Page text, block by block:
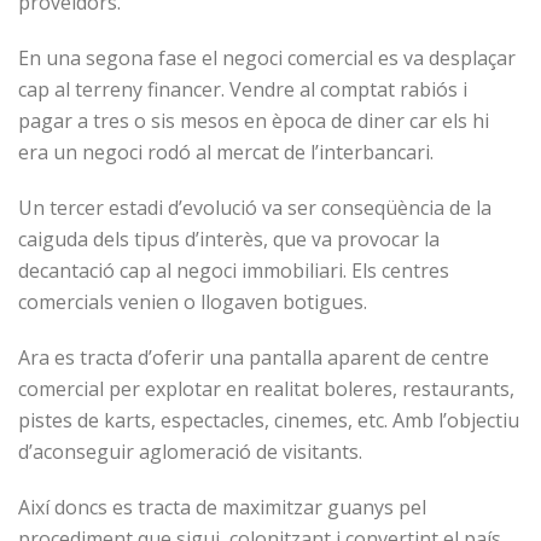
En una segona fase el negoci comercial es va desplaçar
cap al terreny financer. Vendre al comptat rabiós i
pagar a tres o sis mesos en època de diner car els hi
era un negoci rodó al mercat de l’interbancari.
Un tercer estadi d’evolució va ser conseqüència de la
caiguda dels tipus d’interès, que va provocar la
decantació cap al negoci immobiliari. Els centres
comercials venien o llogaven botigues.
Ara es tracta d’oferir una pantalla aparent de centre
comercial per explotar en realitat boleres, restaurants,
pistes de karts, espectacles, cinemes, etc. Amb l’objectiu
d’aconseguir aglomeració de visitants.
Així doncs es tracta de maximitzar guanys pel